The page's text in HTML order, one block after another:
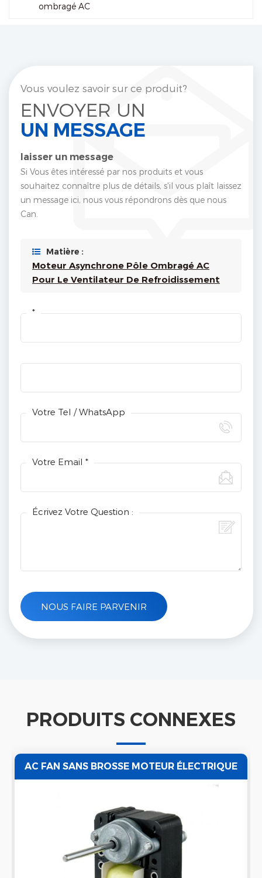
ombragé AC
Vous voulez savoir sur ce produit?
ENVOYER UN
UN MESSAGE
laisser un message
Si Vous êtes intéressé par nos produits et vous
souhaitez connaître plus de détails, s'il vous plaît laissez
un message ici, nous vous répondrons dès que nous
Can.
Matière :
Moteur Asynchrone Pôle Ombragé AC
Pour Le Ventilateur De Refroidissement
*
Votre Tel / WhatsApp
Votre Email *
Écrivez Votre Question :
PRODUITS CONNEXES
AC FAN SANS BROSSE MOTEUR ÉLECTRIQUE